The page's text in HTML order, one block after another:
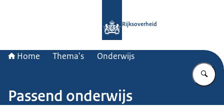
Rijksoverheid
Home Thema's Onderwijs
Passend onderwijs